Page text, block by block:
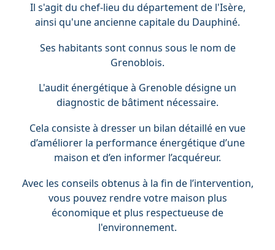
Il s'agit du chef-lieu du département de l'Isère,
ainsi qu'une ancienne capitale du Dauphiné.
Ses habitants sont connus sous le nom de
Grenoblois.
L'audit énergétique à Grenoble désigne un
diagnostic de bâtiment nécessaire.
Cela consiste à dresser un bilan détaillé en vue
d’améliorer la performance énergétique d’une
maison et d’en informer l’acquéreur.
Avec les conseils obtenus à la fin de l’intervention,
vous pouvez rendre votre maison plus
économique et plus respectueuse de
l'environnement.